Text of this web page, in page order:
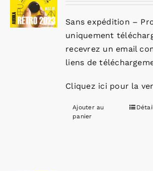
Sans expédition –
uniquement
recevrez un email
liens de
Cliquez ici pour la
Ajouter au
panier